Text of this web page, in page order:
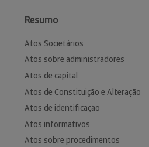
Resumo
Atos Societários
Atos sobre administradores
Atos de capital
Atos de Constituição e Alteração
Atos de identificação
Atos informativos
Atos sobre procedimentos